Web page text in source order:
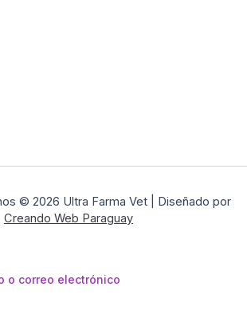
© 2026 Ultra Farma Vet | Diseñado por
Creando Web Paraguay
o correo electrónico